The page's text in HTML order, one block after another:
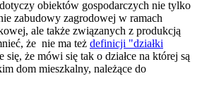
dotyczy obiektów gospodarczych nie tylko
zabudowy zagrodowej w ramach
ale także związanych z produkcją
że nie ma też definicji "działki
się, że mówi się tak o działce na której są
dom mieszkalny, należące do